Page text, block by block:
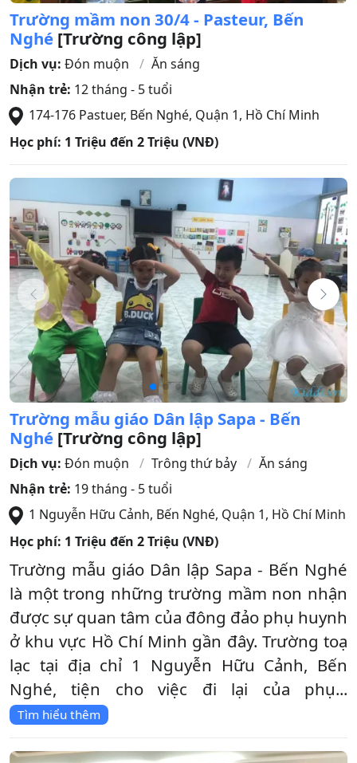
Trường mầm non 30/4 - Pasteur, Bến
Nghé [Trường công lập]
Dịch vụ: Đón muộn
Ăn sáng
Nhận trẻ: 12 tháng - 5 tuổi
174-176 Pastuer, Bến Nghé, Quận 1, Hồ Chí Minh
Học phí: 1 Triệu đến 2 Triệu (VNĐ)
Trường mẫu giáo Dân lập Sapa - Bến
Nghé [Trường công lập]
Dịch vụ: Đón muộn Trông thứ bảy
Ăn sáng
Nhận trẻ: 19 tháng - 5 tuổi
1 Nguyễn Hữu Cảnh, Bến Nghé, Quận 1, Hồ Chí Minh
Học phí: 1 Triệu đến 2 Triệu (VNĐ)
Trường mẫu giáo Dân lập Sapa - Bến Nghé
là một trong những trường mầm non nhận
được sự quan tâm của đông đảo phụ huynh
ở khu vực Hồ Chí Minh gần đây. Trường toạ
lạc tại địa chỉ 1 Nguyễn Hữu Cảnh, Bến
Nghé, tiện cho việc đi lại của phụ...
Tìm hiểu thêm